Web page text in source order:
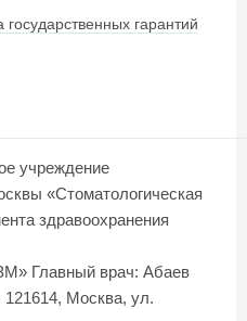
гарантий
учреждение
«Стоматологическая
здравоохранения
Главный врач: Абаев
121614, Москва, ул.